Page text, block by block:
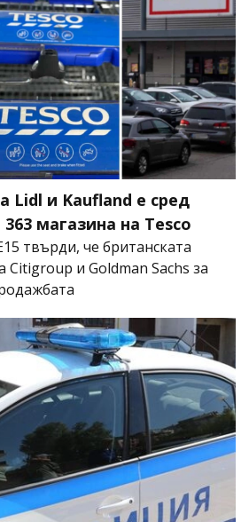
Lidl и Kaufland е сред
магазина на Tesco
твърди, че британската
Citigroup и Goldman Sachs за